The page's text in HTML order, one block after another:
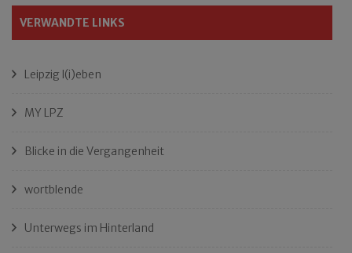
VERWANDTE LINKS
Leipzig l(i)eben
MY LPZ
Blicke in die Vergangenheit
wortblende
Unterwegs im Hinterland